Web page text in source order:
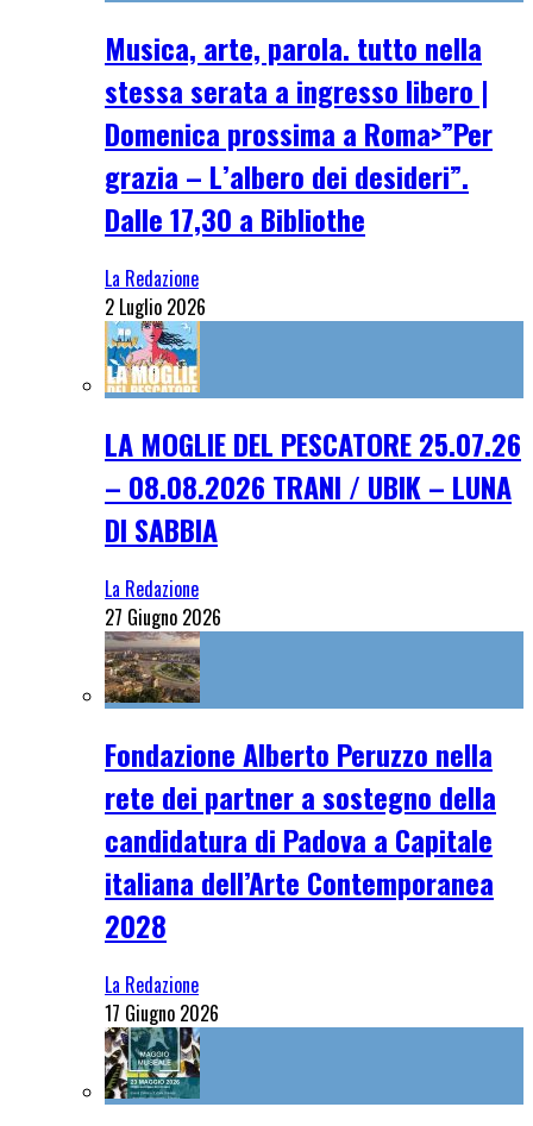
Musica, arte, parola. tutto nella
stessa serata a ingresso libero |
Domenica prossima a Roma>”Per
grazia – L’albero dei desideri”.
Dalle 17,30 a Bibliothe
La Redazione
2 Luglio 2026
LA MOGLIE DEL PESCATORE 25.07.26
– 08.08.2026 TRANI / UBIK – LUNA
DI SABBIA
La Redazione
27 Giugno 2026
Fondazione Alberto Peruzzo nella
rete dei partner a sostegno della
candidatura di Padova a Capitale
italiana dell’Arte Contemporanea
2028
La Redazione
17 Giugno 2026